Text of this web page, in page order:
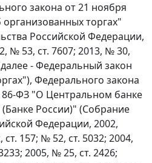
закона от 21 ноября
торгах"
Российской Федерации,
№ 53, ст. 7607; 2013, № 30,
- Федеральный закон
Федерального закона
ФЗ "О Центральном банке
России)" (Собрание
Федерации, 2002,
157; № 52, ст. 5032; 2004,
2005, № 25, ст. 2426;